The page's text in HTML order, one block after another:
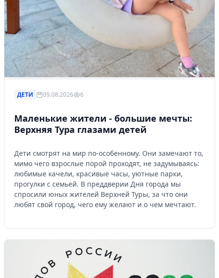
ДЕТИ 09.08.2026 6
Маленькие жители - большие мечты:
Верхняя Тура глазами детей
Дети смотрят на мир по-особенному. Они замечают то,
мимо чего взрослые порой проходят, не задумываясь:
любимые качели, красивые часы, уютные парки,
прогулки с семьей. В преддверии Дня города мы
спросили юных жителей Верхней Туры, за что они
любят свой город, чего ему желают и о чем мечтают.